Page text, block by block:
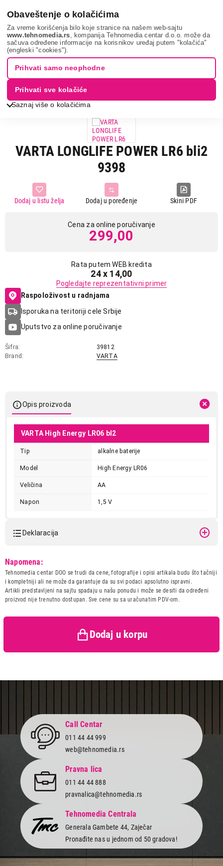
Obaveštenje o kolačićima
Za vreme korišćenja bilo koje stranice na našem web-sajtu
www.tehnomedia.rs , kompanija Tehnomedia centar d.o.o. može da
sačuva određene informacije na korisnikov uređaj putem "kolačića"
(engleski "cookies").
Saznaj više o kolačićima
Prihvati samo neophodne
Prihvati sve kolačiće
Sve za kuću i baštu Baterije i punjači Obične baterije
Varta
longlife ...
VARTA LONGLIFE POWER LR6 bli2
9398
Skini PDF
Dodaj u poređenje
Dodaj u listu želja
Cena za online poručivanje
299,00
Rata putem WEB kredita
24 x 14,00
Pogledajte reprezentativni primer
Raspoloživost u radnjama
Isporuka na teritoriji cele Srbije
Uputstvo za online poručivanje
Šifra
39812
Brand
VARTA
Opis proizvoda
VARTA High Energy LR06 bl2
Tip alkalne baterije
Model High Energy LR06
Veličina AA
Napon 1,5 V
Deklaracija
Naziv i vrsta robe:
BATERIJA
Uvoznik:
DTM Company d.o.o.
Zemlja porekla:
Nemacka
Prava potrošača:
Zagarantovana sva prava
zaštiti potrošača
Napomena:
Tehnomedia centar DOO se trudi da cene, fotografije i opisi artikala budu što tačniji
i kompletniji ali ne može da garantuje da su svi podaci apsolutno ispravni.
Artikli predstavljeni na sajtu spadaju u našu ponudu i može se desiti da određeni
proizvod nije trenutno dostupan. Sve cene su sa uračunatim PDV-om.
Dodaj u korpu
VARTA LONGLIFE POWER LR6 bli2 9398
Proizvod je dodat u korpu.
Ukupno u korpi:
Nastavi kupovinu
Završi kupovinu
Call Centar
011 44 44 999
web@tehnomedia.rs
Pravna lica
011 44 44 888
pravnalica@tehnomedia.rs
Tehnomedia Centrala
Generala Gambete 44, Zaječar
Pronađite nas u jednom od 50 gradova!